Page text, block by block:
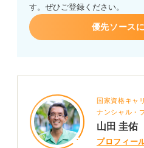
す。ぜひご登録ください。
優先ソース
国家資格キャ
ナンシャル・
山田 圭佑
プロフィー